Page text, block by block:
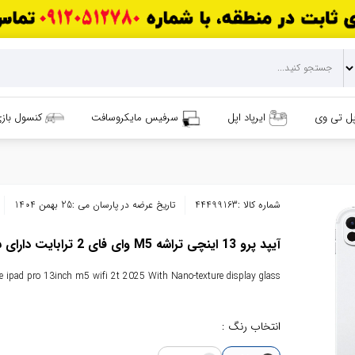
تی وی ایرپاد اپل سرفیس مایکروسافت کنسول
شماره کالا :44499163 تاریخ عرضه در پارسان می :25 بهمن 1404
آیپد پرو 13 اینچی تراشه M5 وای فای 2 ترابایت دارای شیشه نمایشگر با بافت نانو
ipad pro 13inch m5 wifi 2t 2025 With Nano-texture display glass
انتخاب رنگ :